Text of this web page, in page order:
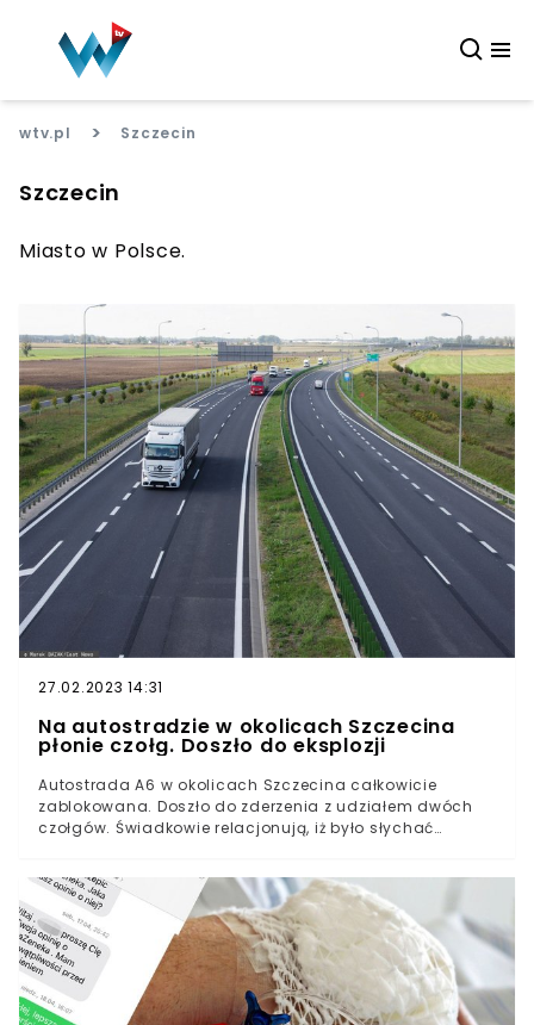
wtv.pl > Szczecin
Szczecin
Miasto w Polsce.
27.02.2023 14:31
Na autostradzie w okolicach Szczecina
płonie czołg. Doszło do eksplozji
Autostrada A6 w okolicach Szczecina całkowicie
zablokowana. Doszło do zderzenia z udziałem dwóch
czołgów. Świadkowie relacjonują, iż było słychać
A6. Zderzyły się dwa samochody ciężarowe
transportujące czołgi. Kłęby ciemnego dymu widoczne
są z oddali.Świadkowie będący na miejscu wypadku,
do których dotarł Onet, wskazują, że tuż po zdarzeniu
było słychać trzy eksplozje. Wszystko wskazuje na to, że
trasa może pozostać zablokowana przez wiele godzin.